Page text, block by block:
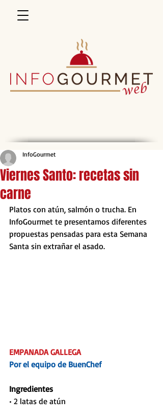
Viernes Santo: recetas sin
carne
InfoGourmet
Platos con atún, salmón o trucha. En
InfoGourmet te presentamos diferentes
propuestas pensadas para esta Semana
Santa sin extrañar el asado.
EMPANADA GALLEGA
Por el equipo de BuenChef
Ingredientes
• 2 latas de atún